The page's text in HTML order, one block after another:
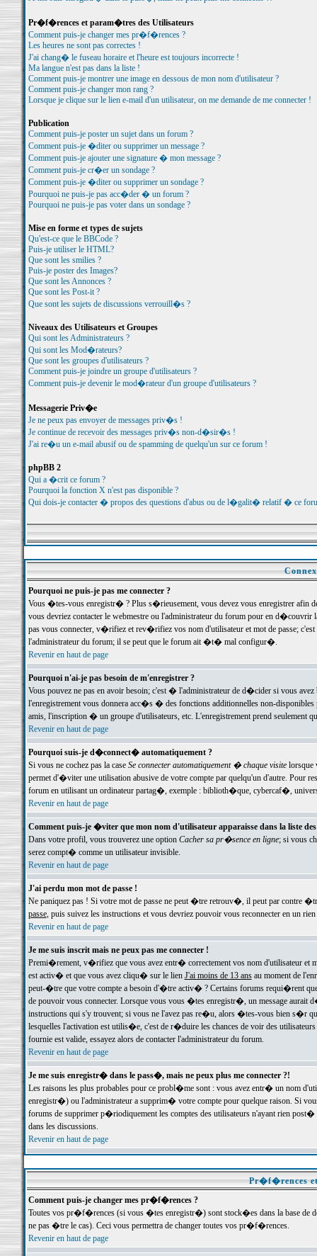
Pr�f�rences et param�tres des Utilisateurs
Comment puis-je changer mes pr�f�rences ?
Les heures ne sont pas correctes !
J'ai chang� le fuseau horaire et l'heure est toujours incorrecte !
Ma langue n'est pas dans la liste !
Comment puis-je montrer une image en dessous de mon nom d'utilisateur ?
Comment puis-je changer mon rang ?
Lorsque je clique sur le lien e-mail d'un utilisateur, on me demande de me connecter !
Publication
Comment puis-je poster un sujet dans un forum ?
Comment puis-je �diter ou supprimer un message ?
Comment puis-je ajouter une signature � mon message ?
Comment puis-je cr�er un sondage ?
Comment puis-je �diter ou supprimer un sondage ?
Pourquoi ne puis-je pas acc�der � un forum ?
Pourquoi ne puis-je pas voter dans un sondage ?
Mise en forme et types de sujets
Qu'est-ce que le BBCode ?
Puis-je utiliser le HTML?
Que sont les smilies ?
Puis-je poster des Images?
Que sont les Annonces ?
Que sont les Post-it ?
Que sont les sujets de discussions verrouill�s ?
Niveaux des Utilisateurs et Groupes
Qui sont les Administrateurs ?
Qui sont les Mod�rateurs?
Que sont les groupes d'utilisateurs ?
Comment puis-je joindre un groupe d'utilisateurs ?
Comment puis-je devenir le mod�rateur d'un groupe d'utilisateurs ?
Messagerie Priv�e
Je ne peux pas envoyer de messages priv�s !
Je continue de recevoir des messages priv�s non-d�sir�s !
J'ai re�u un e-mail abusif ou de spamming de quelqu'un sur ce forum !
phpBB 2
Qui a �crit ce forum ?
Pourquoi la fonction X n'est pas disponible ?
Qui dois-je contacter � propos des questions d'abus ou de l�galit� relatif � ce
Pourquoi ne puis-je pas me connecter ?
Vous �tes-vous enregistr� ? Plus s�rieusement, vous devez vous enregistrer
vous devriez contacter le webmestre ou l'administrateur du forum pour en
pas vous connecter, v�rifiez et rev�rifiez vos nom d'utilisateur et mot de passe;
l'administrateur du forum; il se peut que le forum ait �t� mal configur�.
Revenir en haut de page
Pourquoi n'ai-je pas besoin de m'enregistrer ?
Vous pouvez ne pas en avoir besoin; c'est � l'administrateur de d�cider si vous
l'enregistrement vous donnera acc�s � des fonctions additionnelles non-
amis, l'inscription � un groupe d'utilisateurs, etc. L'enregistrement prend seulement
Revenir en haut de page
Pourquoi suis-je d�connect� automatiquement ?
Si vous ne cochez pas la case Se connecter automatiquement � chaque visitelorsque
permet d'�viter une utilisation abusive de votre compte par quelqu'un d'autre. Pour
forum en utilisant un ordinateur partag�, exemple : biblioth�que, cybercaf�,
Revenir en haut de page
Comment puis-je �viter que mon nom d'utilisateur apparaisse dans la liste
Dans votre profil, vous trouverez une option Cacher sa pr�sence en ligne; si vous
serez compt� comme un utilisateur invisible.
Revenir en haut de page
J'ai perdu mon mot de passe !
Ne paniquez pas ! Si votre mot de passe ne peut �tre retrouv�, il peut par contre
passe, puis suivez les instructions et vous devriez pouvoir vous reconnecter en un rien
Revenir en haut de page
Je me suis inscrit mais ne peux pas me connecter !
Premi�rement, v�rifiez que vous avez entr� correctement vos nom d'utilisateur
est activ� et que vous avez cliqu� sur le lien J'ai moins de 13 ansau moment de
peut-�tre que votre compte a besoin d'�tre activ� ? Certains forums requi�rent
de pouvoir vous connecter. Lorsque vous vous �tes enregistr�, un message aurait
instructions qui s'y trouvent; si vous ne l'avez pas re�u, alors �tes-vous bien s�r
lesquelles l'activation est utilis�e, c'est de r�duire les chances de voir des
fournie est valide, essayez alors de contacter l'administrateur du forum.
Revenir en haut de page
Je me suis enregistr� dans le pass�, mais ne peux plus me connecter ?!
Les raisons les plus probables pour ce probl�me sont : vous avez entr� un nom
enregistr�) ou l'administrateur a supprim� votre compte pour quelque raison. Si
forums de supprimer p�riodiquement les comptes des utilisateurs n'ayant rien
dans les discussions.
Revenir en haut de page
Pr�f�rences
Comment puis-je changer mes pr�f�rences ?
Toutes vos pr�f�rences (si vous �tes enregistr�) sont stock�es dans la base de
ne pas �tre le cas). Ceci vous permettra de changer toutes vos pr�f�rences.
Revenir en haut de page